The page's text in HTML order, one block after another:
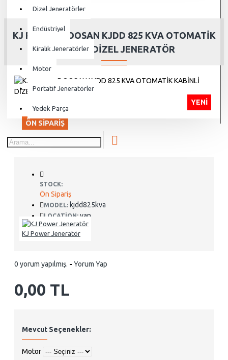
Dizel Jeneratörler
Endüstriyel
Kiralık Jeneratörler
Motor
Portatif Jeneratörler
Yedek Parça
KJ POWER DOOSAN KJDD 825 KVA OTOMATİK
KABİNLİ DİZEL JENERATÖR
YENI
ÖN SIPARIŞ
STOCK:
Ön Sipariş
MODEL: kjdd825kva
LOCATION: van
KJ Power Jeneratör
0 yorum yapılmış. - Yorum Yap
0,00 TL
Mevcut Seçenekler:
Motor